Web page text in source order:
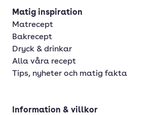
Matig inspiration
Matrecept
Bakrecept
Dryck & drinkar
Alla våra recept
Tips, nyheter och matig fakta
Information & villkor